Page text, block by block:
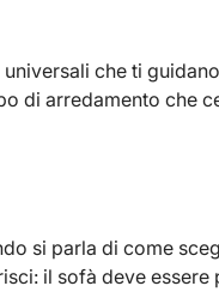
che ti
di arredamento che
si parla di come
il sofà deve essere